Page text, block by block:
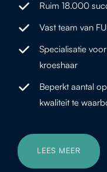
Ruim 18.000
Vast team van
Specialisatie
kroeshaar
Beperkt aantal
kwaliteit te
LEES MEER